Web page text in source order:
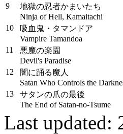
9
地獄の忍者かまいたち
Ninja of Hell, Kamaitachi
10
吸血鬼・タマンドア
Vampire Tamandoa
11
悪魔の楽園
Devil's Paradise
12
闇に踊る魔人
Satan Who Controls the
13
サタンの爪の最後
The End of Satan-no-Tsume
Last updated: